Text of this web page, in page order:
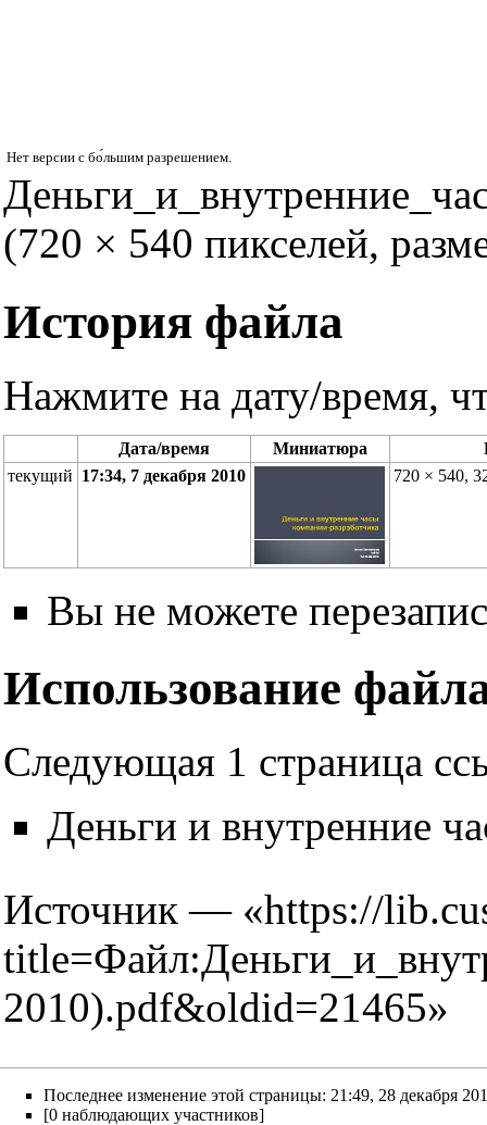
Нет версии с бо́льшим разрешением.
(720 × 540 пикселей,
История файла
Нажмите на дату/время,
Дата/время Миниатюра
текущий 17:34, 7 декабря 2010 720 × 540,
Вы не можете
Использование
Следующая 1 страница
Деньги и внутренние
Источник — «https://
2010).pdf&oldid=21465»
Последнее изменение этой страницы: 21:49, 28 декабря
[0 наблюдающих участников]